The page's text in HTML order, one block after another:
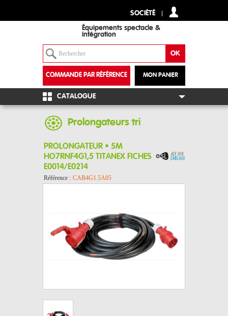
SOCIÉTÉ
Équipements spectacle &
intégration
MON PANIER
COMMANDE PAR RÉFÉRENCE
+
CATALOGUE
Prolongateurs tri
PROLONGATEUR • 5M
HO7RNF4G1,5 TITANEX FICHES
E0014/E0214
Référence : CAB4G1.5A05